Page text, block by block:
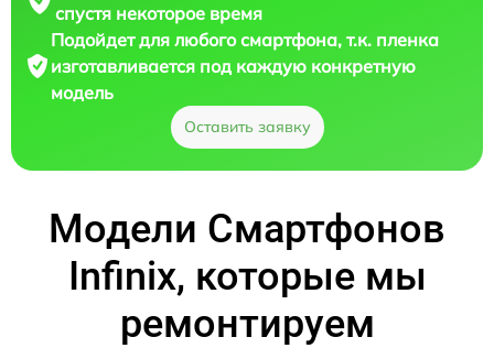
спустя некоторое время
Подойдет для любого смартфона, т.к. пленка
изготавливается под каждую конкретную
модель
Оставить заявку
Модели Смартфонов
Infinix, которые мы
ремонтируем